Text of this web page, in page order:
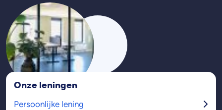
Onze leningen
Persoonlijke lening